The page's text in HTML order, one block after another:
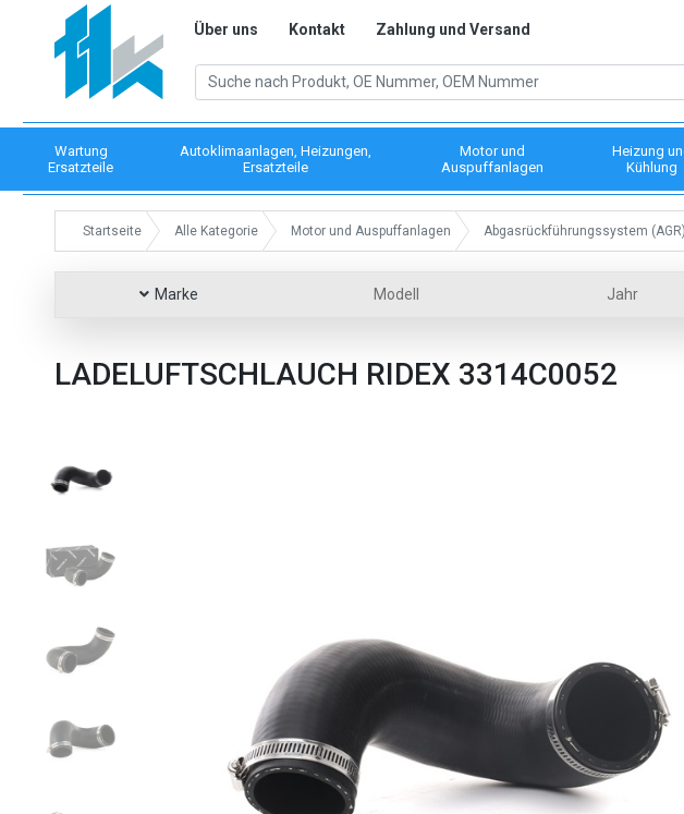
Über uns Kontakt Zahlung und Versand
Wartung
Ersatzteile
Autoklimaanlagen, Heizungen,
Ersatzteile
Motor und
Auspuffanlagen
Heizung
Kühlung
Startseite Alle Kategorie Motor und Auspuffanlagen Abgasrückführungssystem (AGR)
Marke Modell Jahr
LADELUFTSCHLAUCH RIDEX 3314C0052
Zurück